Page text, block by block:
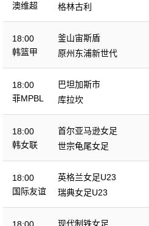
澳维超
格林古利
18:00
韩篮甲
釜山宙斯盾
原州东浦新世代
18:00
菲MPBL
巴坦加斯市
库拉坎
18:00
韩女联
首尔亚马逊女足
世宗龟尾女足
18:00
国际友谊
英格兰女足U23
瑞典女足U23
现代制铁女足